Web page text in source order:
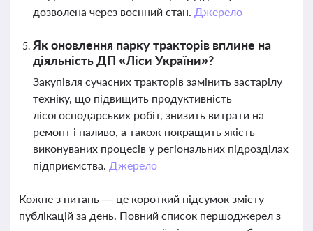
дозволена через воєнний стан. Джерело
Як оновлення парку тракторів вплине на
діяльність ДП «Ліси України»?
Закупівля сучасних тракторів замінить застарілу
техніку, що підвищить продуктивність
лісогосподарських робіт, знизить витрати на
ремонт і паливо, а також покращить якість
виконуваних процесів у регіональних підрозділах
підприємства. Джерело
Кожне з питань — це короткий підсумок змісту
публікацій за день. Повний список першоджерел з